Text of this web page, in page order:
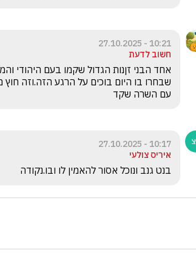
10:21 - 27.10.2025
חשוב לדעת
עם השרה שקד
10:17 - 27.10.2025
איריס צולעי
בנט גנב ונוכל אסור להאמין לו ובו.נקודה